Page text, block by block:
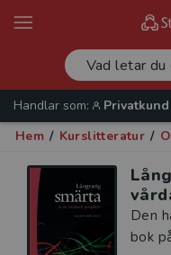
Handlar som:
Privatkund
Hem / Kurslitteratur /
Den
bok